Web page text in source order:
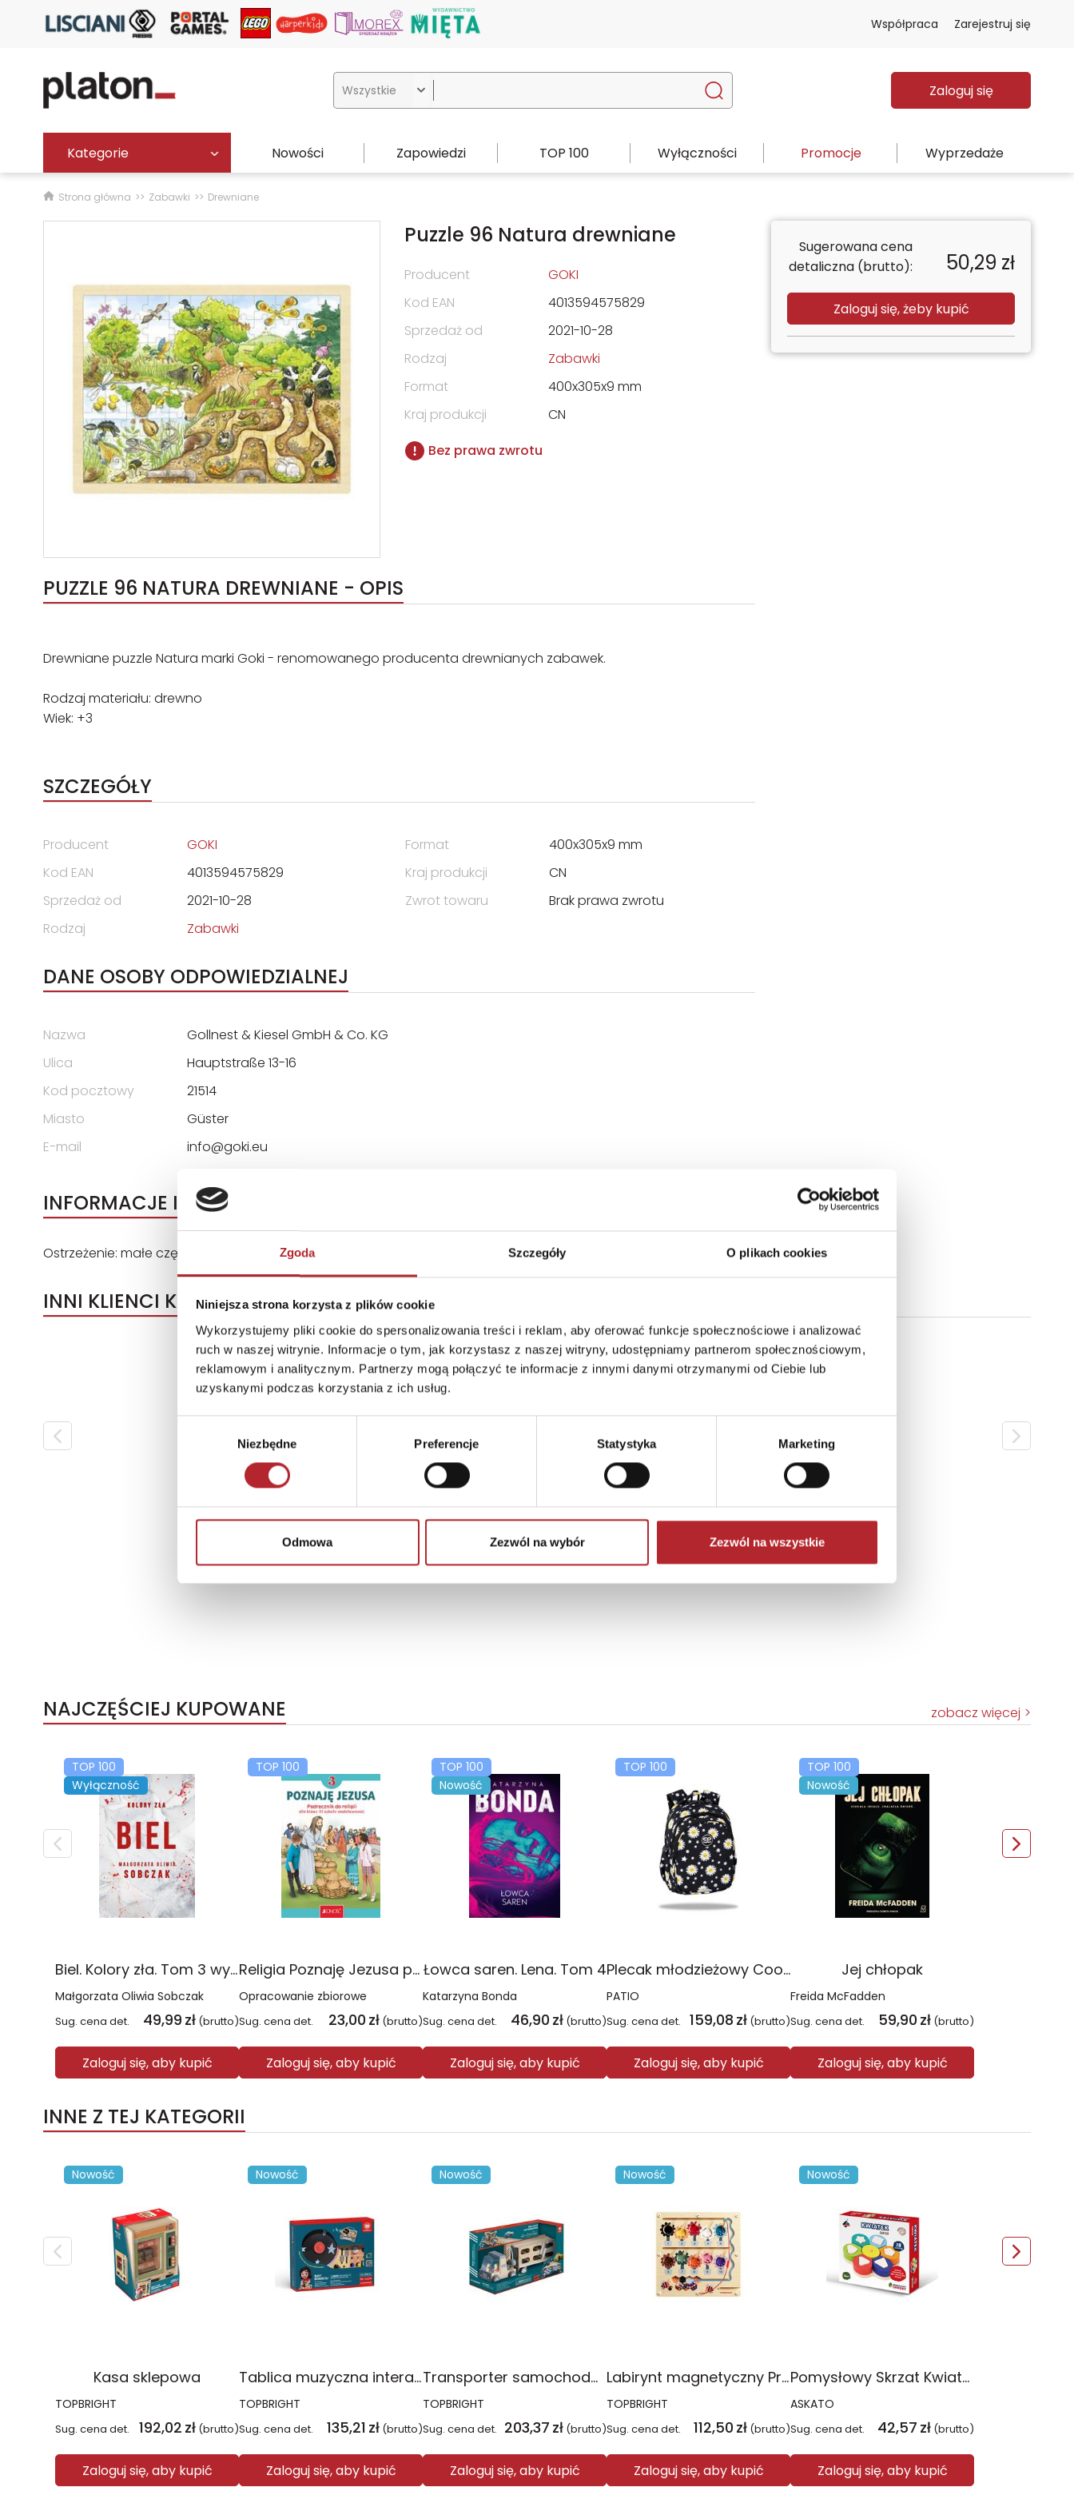
Zgoda Szczegóły O plikach cookies
Niniejsza strona korzysta z plików cookie
Wykorzystujemy pliki cookie do spersonalizowania treści i reklam, aby oferować funkcje społecznościowe i analizować
ruch w naszej witrynie. Informacje o tym, jak korzystasz z naszej witryny, udostępniamy partnerom społecznościowym,
reklamowym i analitycznym. Partnerzy mogą połączyć te informacje z innymi danymi otrzymanymi od Ciebie lub
uzyskanymi podczas korzystania z ich usług.
Niezbędne Preferencje Statystyka Marketing
Odmowa Zezwól na wybór Zezwól na wszystkie
Współpraca Zarejestruj się
 Zaloguj się
Kategorie Nowości Zapowiedzi TOP 100 Wyłączności Promocje Wyprzedaże
Strona główna Zabawki Drewniane
Puzzle 96 Natura drewniane
Producent
GOKI
Kod EAN
4013594575829
Sprzedaż od
2021-10-28
Rodzaj
Zabawki
Format
400x305x9 mm
Kraj produkcji
CN
Bez prawa zwrotu
PUZZLE 96 NATURA DREWNIANE - OPIS
Drewniane puzzle Natura marki Goki - renomowanego producenta drewnianych zabawek.
Rodzaj materiału: drewno
Wiek: +3
SZCZEGÓŁY
Producent
GOKI
Kod EAN
4013594575829
Sprzedaż od
2021-10-28
Rodzaj
Zabawki
Format
400x305x9 mm
Kraj produkcji
CN
Zwrot towaru
Brak prawa zwrotu
DANE OSOBY ODPOWIEDZIALNEJ
Nazwa
Gollnest & Kiesel GmbH & Co. KG
Ulica
Hauptstraße 13-16
Kod pocztowy
21514
Miasto
Güster
E-mail
info@goki.eu
INFORMACJE I OSTRZEŻENIA
Ostrzeżenie: małe części
Sugerowana cena
detaliczna (brutto):
50,29 zł
Zaloguj się, żeby kupić
INNI KLIENCI KUPOWALI
Brak danych
NAJCZĘŚCIEJ KUPOWANE zobacz więcej
TOP 100
Wyłączność
Biel. Kolory zła. Tom 3 wyd. 2025
Małgorzata Oliwia Sobczak
Sug. cena det. 49,99 zł (brutto)
Zaloguj się, aby kupić
TOP 100
Religia Poznaję Jezusa podręcznik dla klasy 3 szkoły podstawowej
Opracowanie zbiorowe
Sug. cena det. 23,00 zł (brutto)
Zaloguj się, aby kupić
TOP 100
Nowość
Łowca saren. Lena. Tom 4
Katarzyna Bonda
Sug. cena det. 46,90 zł (brutto)
Zaloguj się, aby kupić
TOP 100
Plecak młodzieżowy Coolpack Jerry Daisy Black
PATIO
Sug. cena det. 159,08 zł (brutto)
Zaloguj się, aby kupić
TOP 100
Nowość
Jej chłopak
Freida McFadden
Sug. cena det. 59,90 zł (brutto)
Zaloguj się, aby kupić
INNE Z TEJ KATEGORII
Nowość
Kasa sklepowa
TOPBRIGHT
Sug. cena det. 192,02 zł (brutto)
Zaloguj się, aby kupić
Nowość
Tablica muzyczna interaktywna Mały DJ
TOPBRIGHT
Sug. cena det. 135,21 zł (brutto)
Zaloguj się, aby kupić
Nowość
Transporter samochodów i tor wyścigowy 2w1
TOPBRIGHT
Sug. cena det. 203,37 zł (brutto)
Zaloguj się, aby kupić
Nowość
Labirynt magnetyczny Pracowita Pszczółka
TOPBRIGHT
Sug. cena det. 112,50 zł (brutto)
Zaloguj się, aby kupić
Nowość
Pomysłowy Skrzat Kwiatek sorter
ASKATO
Sug. cena det. 42,57 zł (brutto)
Zaloguj się, aby kupić